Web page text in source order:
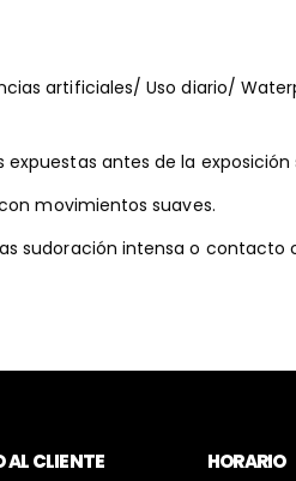
artificiales/ Uso diario/
antes de la exposición
movimientos suaves.
sudoración intensa o contacto
AL CLIENTE HORARIO